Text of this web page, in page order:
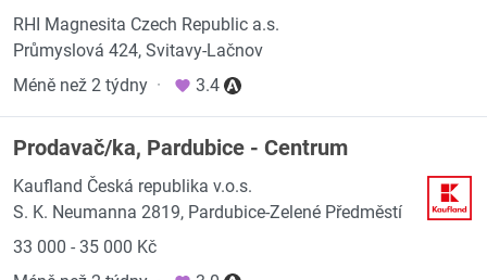
RHI Magnesita Czech Republic a.s.
Průmyslová 424, Svitavy-Lačnov
Méně než 2 týdny · 3.4
Prodavač/ka, Pardubice - Centrum
Kaufland Česká republika v.o.s.
S. K. Neumanna 2819, Pardubice-Zelené Předměstí
33 000 - 35 000 Kč